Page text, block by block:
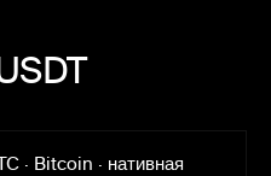
· Bitcoin · нативная